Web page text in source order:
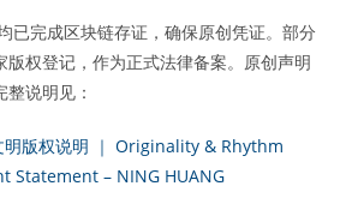
已完成区块链存证，确保原创凭证。部分
版权登记，作为正式法律备案。原创声明
说明见：
明版权说明 ｜ Originality & Rhythm
Statement – NING HUANG